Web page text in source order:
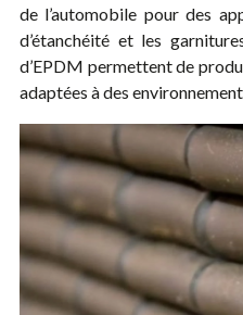
de l’automobile pour des
d’étanchéité et les
d’EPDM permettent de
adaptées à des